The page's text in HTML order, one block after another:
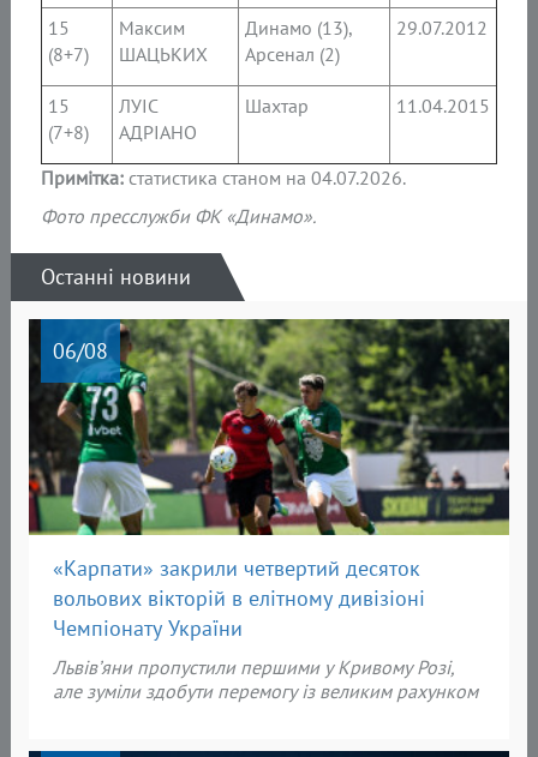
15
(8+7)
Максим
ШАЦЬКИХ
Динамо (13),
Арсенал (2)
29.07.2012
15
(7+8)
ЛУІС
АДРІАНО
Шахтар 11.04.2015
Примітка:статистика станом на 04.07.2026.
Фото пресслужби ФК «Динамо».
Останні новини
06/08
«Карпати» закрили четвертий десяток
вольових вікторій в елітному дивізіоні
Чемпіонату України
Львів’яни пропустили першими у Кривому Розі,
але зуміли здобути перемогу із великим рахунком